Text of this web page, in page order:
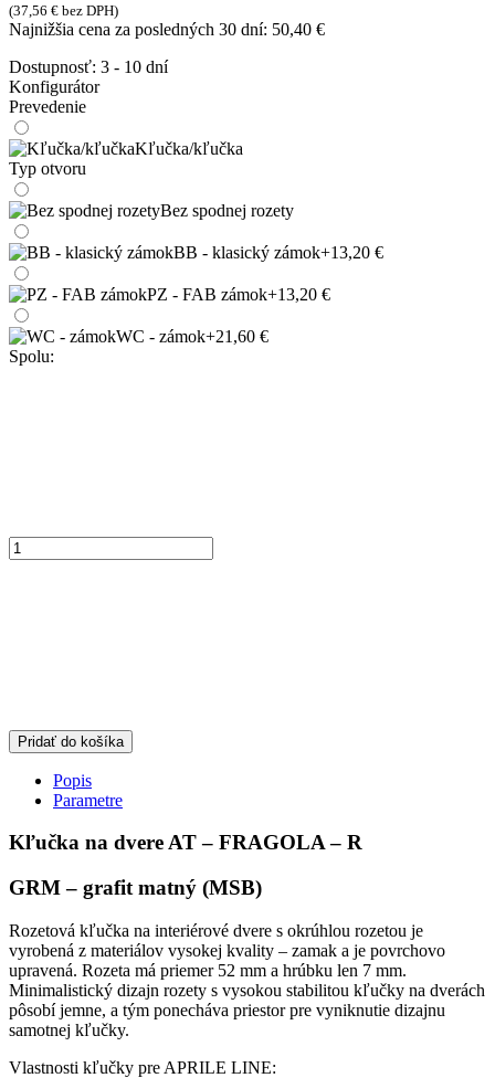
(37,56 € bez DPH)
Najnižšia cena za posledných 30 dní: 50,40 €
Dostupnosť: 3 - 10 dní
Konfigurátor
Prevedenie
Kľučka/kľučka
Typ otvoru
Bez spodnej rozety
BB - klasický zámok+13,20 €
PZ - FAB zámok+13,20 €
WC - zámok+21,60 €
Spolu:
Pridať do košíka
Popis
Parametre
Kľučka na dvere AT – FRAGOLA – R
GRM – grafit matný (MSB)
Rozetová kľučka na interiérové dvere s okrúhlou rozetou je
vyrobená z materiálov vysokej kvality – zamak a je povrchovo
upravená. Rozeta má priemer 52 mm a hrúbku len 7 mm.
Minimalistický dizajn rozety s vysokou stabilitou kľučky na dverách
pôsobí jemne, a tým ponecháva priestor pre vyniknutie dizajnu
samotnej kľučky.
Vlastnosti kľučky pre APRILE LINE: